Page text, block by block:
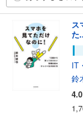
ス
た
IT
鈴
4.0